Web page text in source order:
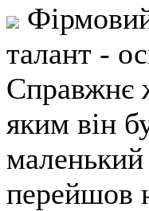
талант -
Справжнє
яким він
перейшов